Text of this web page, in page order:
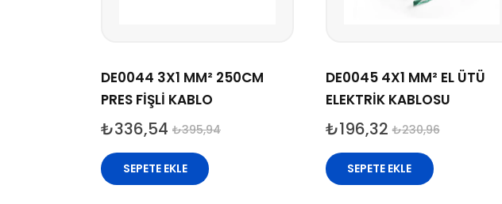
DE0044 3X1 MM² 250CM
PRES FİŞLİ KABLO
₺395,94
₺336,54
SEPETE EKLE
DE0045 4X1 MM² EL ÜTÜ
ELEKTRİK KABLOSU
₺230,96
₺196,32
SEPETE EKLE